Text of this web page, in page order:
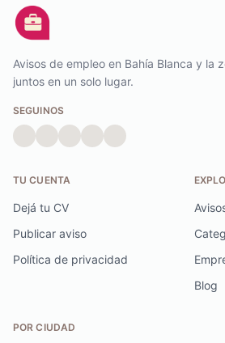
Avisos de empleo en Bahía Blanca y la
juntos en un solo lugar.
SEGUINOS
TU CUENTA
Dejá tu CV
Publicar aviso
Política de privacidad
Blog
POR CIUDAD